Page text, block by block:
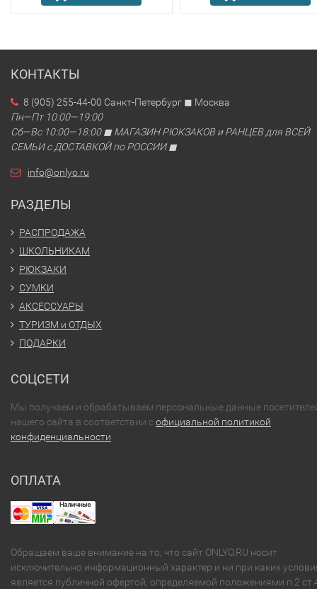
КОНТАКТЫ
8 (905) 255-44-00 Санкт-Петербург ◼ Москва
Пн—Пт 10:00—19:00
Сб—Вс 10:00—18:00 ◼ МАГАЗИН РЮКЗАКОВ и РАНЦЕВ для ВСЕЙ
СЕМЬИ с ДОСТАВКОЙ по РОССИИ ◼
info@onlyo.ru
РАЗДЕЛЫ
РАСПРОДАЖА
ШКОЛЬНИКАМ
РЮКЗАКИ
СУМКИ
АКСЕССУАРЫ
ТУРИЗМ и ОТДЫХ
ПОДАРКИ
СОЦСЕТИ
Мы получаем и обрабатываем персональные данные
нашего сайта в соответствии софициальной политикой
конфиденциальности
ОПЛАТА
Обращаем ваше внимание на то, что сайт ONLYO.RU носит
исключительно информационный характер и ни при каких
является публичной офертой, определяемой положениями п.2